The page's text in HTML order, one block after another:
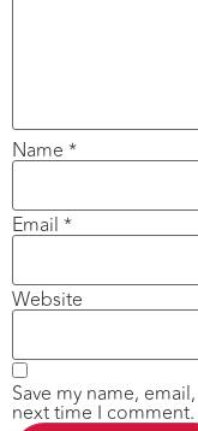
Name *
Email *
Website
Save my name,
next time I comment.